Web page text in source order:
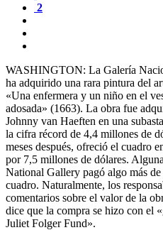
2
WASHINGTON: La Galería
ha adquirido una rara pintura del
«Una enfermera y un niño en el
adosada» (1663). La obra fue
Johnny van Haeften en una
la cifra récord de 4,4 millones de
meses después, ofreció el cuadro
por 7,5 millones de dólares.
National Gallery pagó algo más
cuadro. Naturalmente, los
comentarios sobre el valor de la
dice que la compra se hizo con el
Juliet Folger Fund».